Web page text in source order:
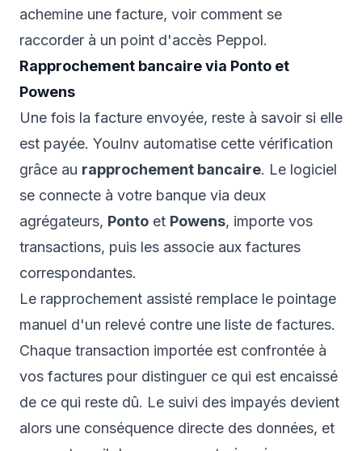
achemine une facture, voir comment se
raccorder à un point d'accès Peppol.
Rapprochement bancaire via Ponto et
Powens
Une fois la facture envoyée, reste à savoir si elle
est payée. YouInv automatise cette vérification
grâce au rapprochement bancaire. Le logiciel
se connecte à votre banque via deux
agrégateurs, Ponto et Powens, importe vos
transactions, puis les associe aux factures
correspondantes.
Le rapprochement assisté remplace le pointage
manuel d'un relevé contre une liste de factures.
Chaque transaction importée est confrontée à
vos factures pour distinguer ce qui est encaissé
de ce qui reste dû. Le suivi des impayés devient
alors une conséquence directe des données, et